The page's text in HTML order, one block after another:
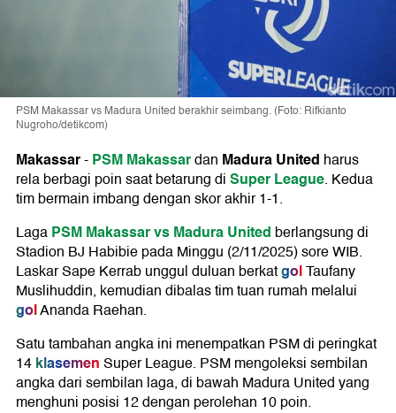
PSM Makassar vs Madura United berakhir seimbang. (Foto: Rifkianto
Nugroho/detikcom)
Makassar-PSM Makassardan Madura United harus
rela berbagi poin saat betarung diSuper League. Kedua
tim bermain imbang dengan skor akhir 1-1.
LagaPSM Makassar vs Madura United berlangsung di
Stadion BJ Habibie pada Minggu (2/11/2025) sore WIB.
Laskar Sape Kerrab unggul duluan berkatgolTaufany
Muslihuddin, kemudian dibalas tim tuan rumah melalui
golAnanda Raehan.
Satu tambahan angka ini menempatkan PSM di peringkat
14klasemenSuper League. PSM mengoleksi sembilan
angka dari sembilan laga, di bawah Madura United yang
menghuni posisi 12 dengan perolehan 10 poin.